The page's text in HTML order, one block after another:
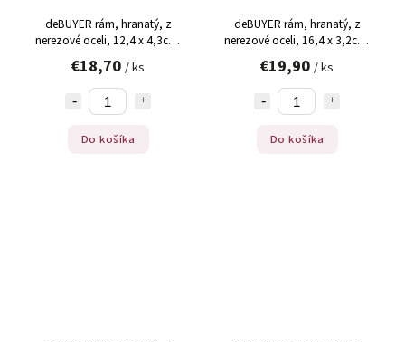
deBUYER rám, hranatý, z
nerezové oceli, 12,4 x 4,3cm,
3cm vysoký, ks
€18,70 / ks
Do košíka
deBUYER rám, hranatý, z
nerezové oceli, 16,4 x 3,2cm,
2,5 cm vysoký, ks
€19,90 / ks
Do košíka